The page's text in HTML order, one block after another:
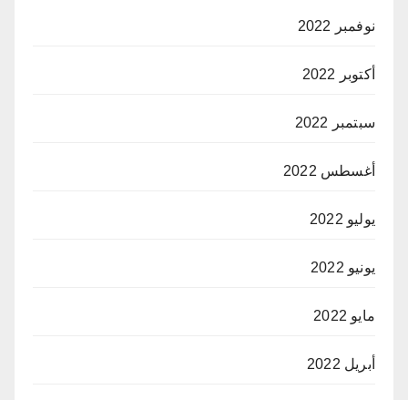
نوفمبر 2022
أكتوبر 2022
سبتمبر 2022
أغسطس 2022
يوليو 2022
يونيو 2022
مايو 2022
أبريل 2022